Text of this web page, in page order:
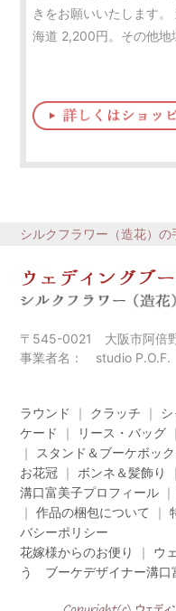
きをお願いいたします
海道 2,200円。その他地
シルクフラワー（造花）
〒545-0021 大阪市阿倍
事業者名： studio
ラウンド ｜ クラッチ ｜
ケード
｜ リース・バッグ
｜ スタンド＆ブーケボック
お花冠 ｜ボンネ＆髪飾り
溝口富美子プロフィール
｜作品の梱包について ｜
バシーポリシー
花嫁様からのお便り
｜ ウ
う ブーケデザイナー溝口